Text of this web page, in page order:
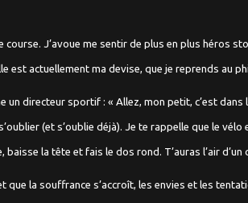
course. J’avoue me sentir de plus en plus héros
est actuellement ma devise, que je reprends au
un directeur sportif : « Allez, mon petit, c’est dans
(et s’oublie déjà). Je te rappelle que le vélo
baisse la tête et fais le dos rond. T’auras l’air
que la souffrance s’accroît, les envies et les